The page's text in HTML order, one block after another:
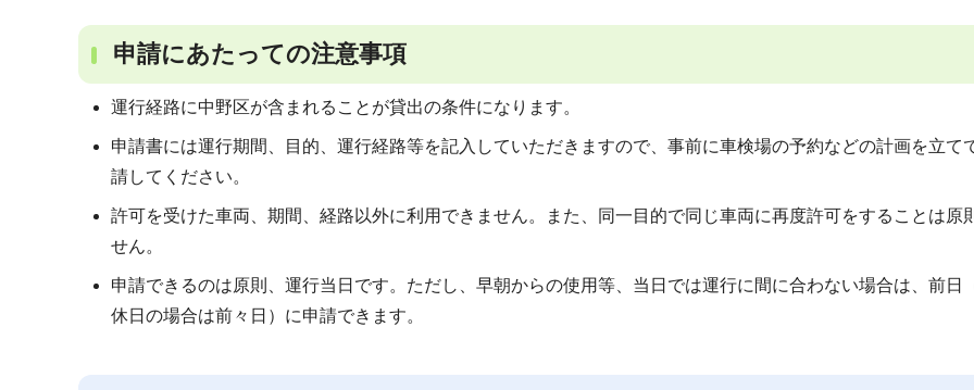
申請にあたっての注意事項
運行経路に中野区が含まれることが貸出の条件になります。
申請書には運行期間、目的、運行経路等を記入していただきますので、事前に車検場の予約などの計画を立て
請してください。
許可を受けた車両、期間、経路以外に利用できません。また、同一目的で同じ車両に再度許可をすることは原
せん。
申請できるのは原則、運行当日です。ただし、早朝からの使用等、当日では運行に間に合わない場合は、前日
休日の場合は前々日）に申請できます。